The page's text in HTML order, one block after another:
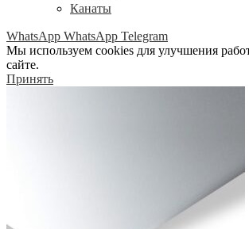
Канаты
WhatsApp WhatsApp Telegram
Мы используем cookies для улучшения
сайте.
Принять